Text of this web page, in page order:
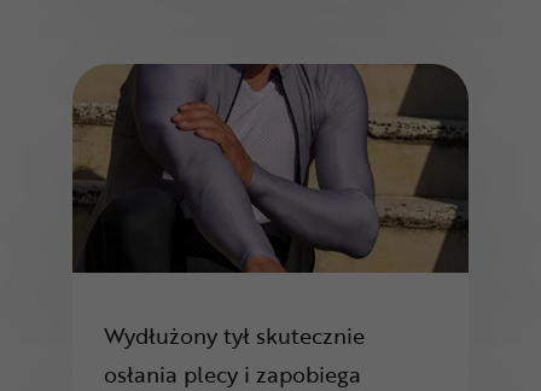
Wydłużony tył skutecznie
osłania plecy i zapobiega